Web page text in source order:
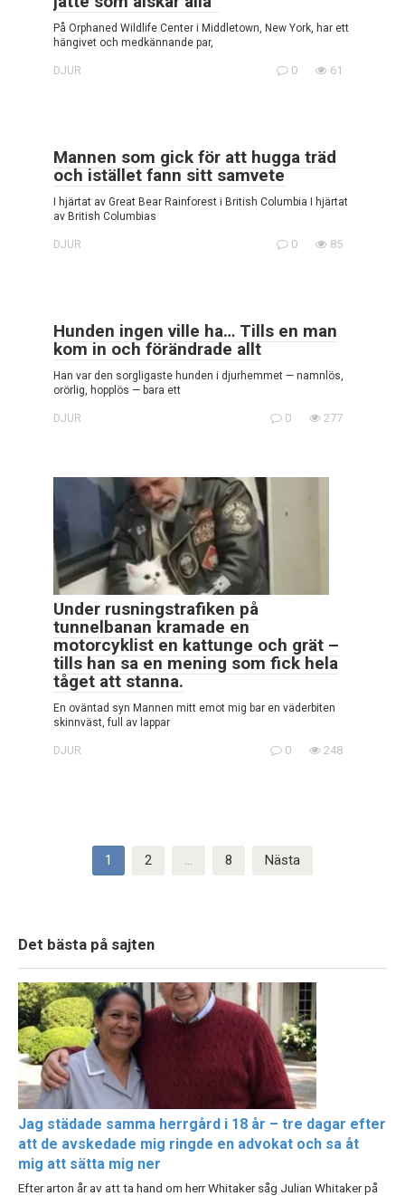
På Orphaned Wildlife Center i Middletown, New York, har ett
hängivet och medkännande par,
DJUR 0 61
Mannen som gick för att hugga träd
och istället fann sitt samvete
I hjärtat av Great Bear Rainforest i British Columbia I hjärtat
av British Columbias
DJUR 0 85
Hunden ingen ville ha… Tills en man
kom in och förändrade allt
Han var den sorgligaste hunden i djurhemmet — namnlös,
orörlig, hopplös — bara ett
DJUR 0 277
Under rusningstrafiken på
tunnelbanan kramade en
motorcyklist en kattunge och grät –
tills han sa en mening som fick hela
tåget att stanna.
En oväntad syn Mannen mitt emot mig bar en väderbiten
skinnväst, full av lappar
DJUR 0 248
1 2 8 Nästa
Det bästa på sajten
Jag städade samma herrgård i 18 år – tre dagar efter
att de avskedade mig ringde en advokat och sa åt
mig att sätta mig ner
Efter arton år av att ta hand om herr Whitaker såg Julian Whitaker på